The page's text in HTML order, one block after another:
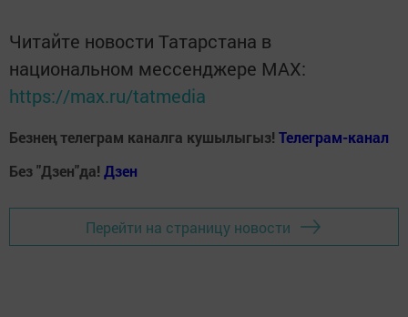
Читайте новости Татарстана в
национальном мессенджере MАХ:
https://max.ru/tatmedia
Безнең телеграм каналга кушылыгыз! Телеграм-канал
Без "Дзен"да! Дзен
Перейти на страницу новости